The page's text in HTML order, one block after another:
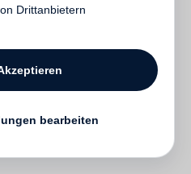
Drittanbietern
bearbeiten